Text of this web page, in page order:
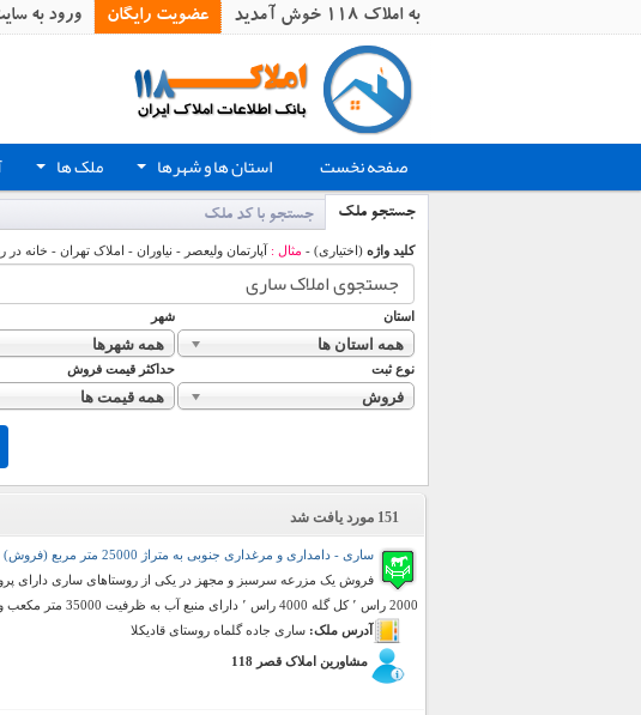
به املاک 118 خوش آمدید عضویت رایگان ورود به
صفحه نخست + استان ها و شهرها + ملک ها
جستجو ملک جستجو با کد ملک
کلید واژه (اختیاری) - مثال : آپارتمان ولیعصر - نیاوران - املاک تهران - خانه در
استان شهر
همه استان ها همه شهرها
نوع ثبت حداکثر قیمت فروش
فروش همه قیمت ها
151 مورد یافت شد
ساری - دامداری و مرغداری جنوبی به متراژ 25000 متر مربع (فروش)
2000 راس ٬ کل گله 4000 راس ٬ دارای منبع آب به ظرفیت 35000 متر مکعب و یک چاه آب 40 مت ...
آدرس ملک: ساری جاده گلماه روستای قادیکلا
مشاورین املاک قصر 118